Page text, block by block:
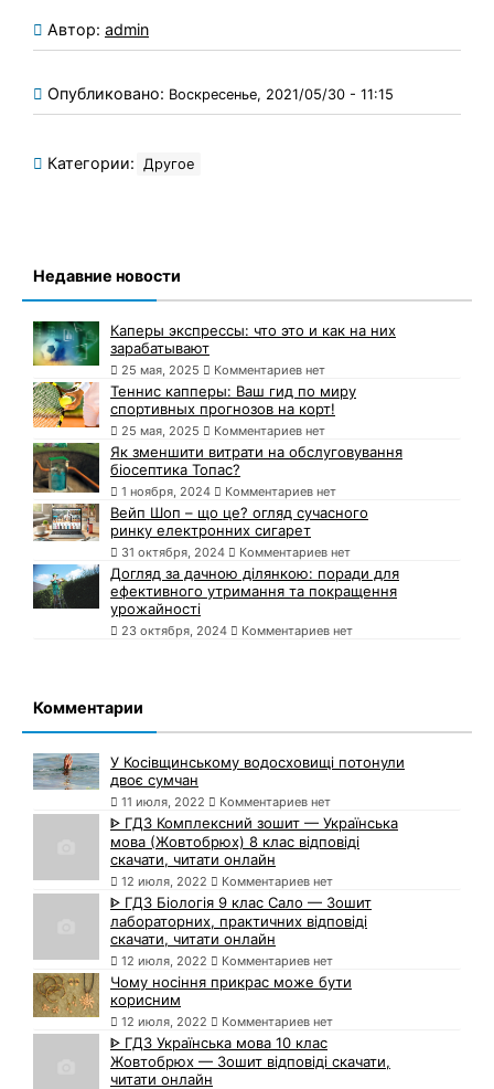
Автор: admin
Опубликовано: Воскресенье, 2021/05/30 - 11:15
Категории: Другое
Недавние новости
Каперы экспрессы: что это и как на них
зарабатывают
25 мая, 2025 Комментариев нет
Теннис капперы: Ваш гид по миру
спортивных прогнозов на корт!
25 мая, 2025 Комментариев нет
Як зменшити витрати на обслуговування
біосептика Топас?
1 ноября, 2024 Комментариев нет
Вейп Шоп – що це? огляд сучасного
ринку електронних сигарет
31 октября, 2024 Комментариев нет
Догляд за дачною ділянкою: поради для
ефективного утримання та покращення
урожайності
23 октября, 2024 Комментариев нет
Комментарии
У Косівщинському водосховищі потонули
двоє сумчан
11 июля, 2022 Комментариев нет
ᐈ ГДЗ Комплексний зошит — Українська
мова (Жовтобрюх) 8 клас відповіді
скачати, читати онлайн
12 июля, 2022 Комментариев нет
ᐈ ГДЗ Біологія 9 клас Сало — Зошит
лабораторних, практичних відповіді
скачати, читати онлайн
12 июля, 2022 Комментариев нет
Чому носіння прикрас може бути
корисним
12 июля, 2022 Комментариев нет
ᐈ ГДЗ Українська мова 10 клас
Жовтобрюх — Зошит відповіді скачати,
читати онлайн